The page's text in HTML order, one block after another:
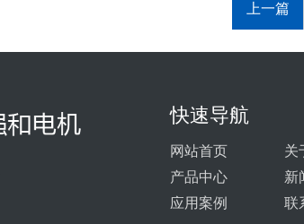
上一篇
快速导航
网站首页
关
产品中心
新
应用案例
联